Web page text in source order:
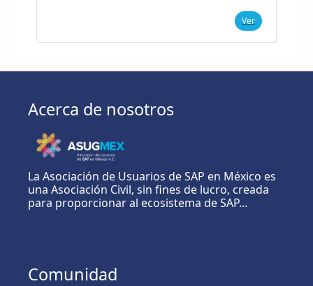
Ver
Acerca de nosotros
La Asociación de Usuarios de SAP en México es
una Asociación Civil, sin fines de lucro, creada
para proporcionar al ecosistema de SAP...
Comunidad